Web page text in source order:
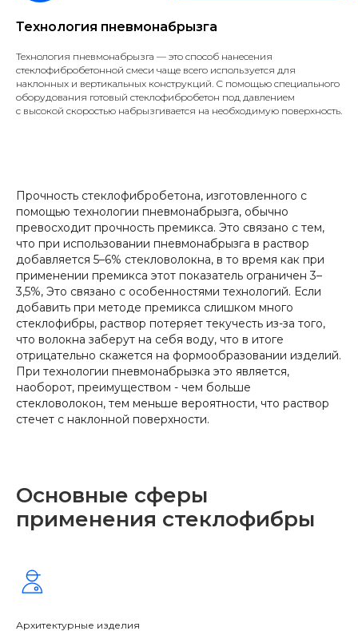
Технология пневмонабрызга
Технология пневмонабрызга — это способ нанесения
стеклофибробетонной смеси чаще всего используется для
наклонных и вертикальных конструкций. С помощью специального
оборудования готовый стеклофибробетон под давлением
с высокой скоростью набрызгивается на необходимую поверхность.
Прочность стеклофибробетона, изготовленного с
помощью технологии пневмонабрызга, обычно
превосходит прочность премикса. Это связано с тем,
что при использовании пневмонабрызга в раствор
добавляется 5–6% стекловолокна, в то время как при
применении премикса этот показатель ограничен 3–
3,5%, Это связано с особенностями технологий. Если
добавить при методе премикса слишком много
стеклофибры, раствор потеряет текучесть из-за того,
что волокна заберут на себя воду, что в итоге
отрицательно скажется на формообразовании изделий.
При технологии пневмонабрызка это является,
наоборот, преимуществом - чем больше
стекловолокон, тем меньше вероятности, что раствор
стечет с наклонной поверхности.
Основные сферы
применения стеклофибры
Архитектурные изделия